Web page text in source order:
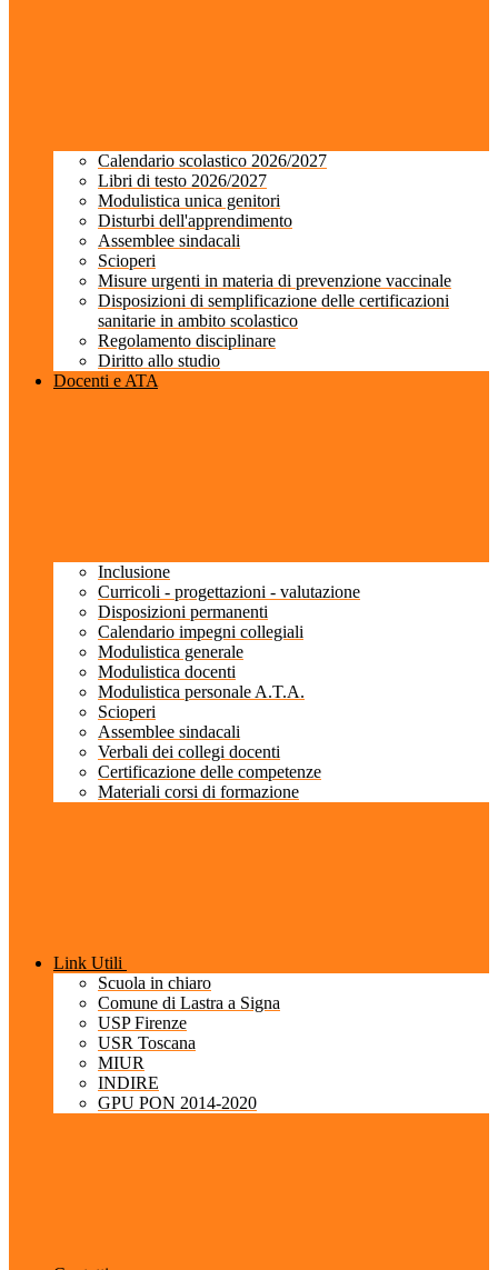
Calendario scolastico 2026/2027
Libri di testo 2026/2027
Modulistica unica genitori
Disturbi dell'apprendimento
Assemblee sindacali
Scioperi
Misure urgenti in materia di prevenzione vaccinale
Disposizioni di semplificazione delle certificazioni
sanitarie in ambito scolastico
Regolamento disciplinare
Diritto allo studio
Docenti e ATA
Inclusione
Curricoli - progettazioni - valutazione
Disposizioni permanenti
Calendario impegni collegiali
Modulistica generale
Modulistica docenti
Modulistica personale A.T.A.
Scioperi
Assemblee sindacali
Verbali dei collegi docenti
Certificazione delle competenze
Materiali corsi di formazione
Link Utili
Scuola in chiaro
Comune di Lastra a Signa
USP Firenze
USR Toscana
MIUR
INDIRE
GPU PON 2014-2020